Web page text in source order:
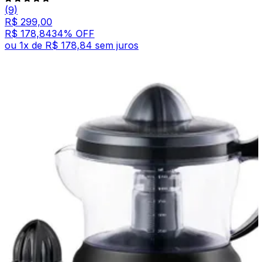
(9)
R$ 299,00
R$ 178,8434% OFF
ou 1x de R$ 178,84 sem juros